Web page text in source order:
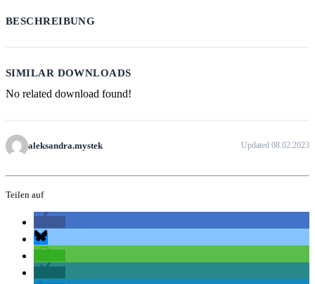
BESCHREIBUNG
SIMILAR DOWNLOADS
No related download found!
aleksandra.mystek Updated 08.02.2023
Teilen auf